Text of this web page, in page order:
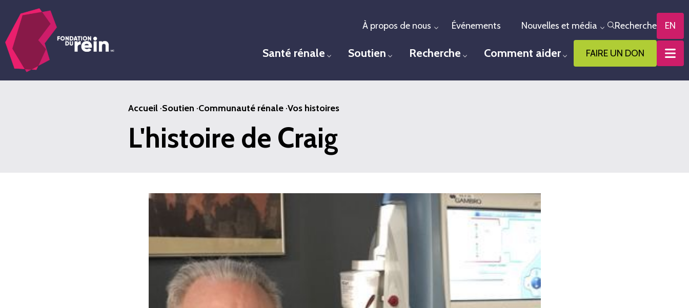
Passer
au
contenu
principal
À propos de nous Toggle menu
Événements Nouvelles et média Toggle menu
Recherche EN
Santé rénale Toggle menu
Soutien Toggle menu
Recherche Toggle menu
Comment aider Toggle menu
FAIRE UN DON
Accueil·Soutien ·Communauté rénale·Vos histoires
L'histoire de Craig